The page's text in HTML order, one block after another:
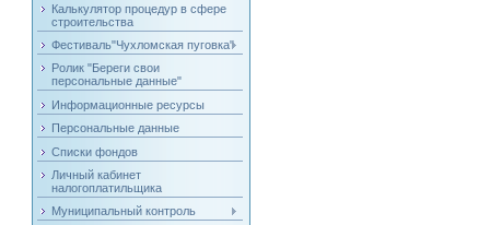
Калькулятор процедур в сфере
строительства
Фестиваль"Чухломская пуговка"
Ролик "Береги свои
персональные данные"
Информационные ресурсы
Персональные данные
Списки фондов
Личный кабинет
налогоплатильщика
Муниципальный контроль